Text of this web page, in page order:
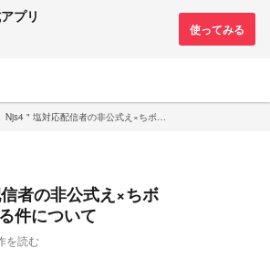
プリ
者の非公式え×ちボ
件について
を読む